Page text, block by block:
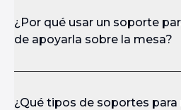
¿Por qué usar un soporte
de apoyarla sobre la mesa?
¿Qué tipos de soportes